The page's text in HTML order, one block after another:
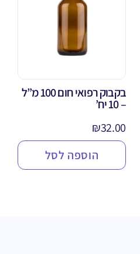
בקבוק רפואי חום 100 מ”ל
– 10 יח’
₪32.00
הוספה לסל